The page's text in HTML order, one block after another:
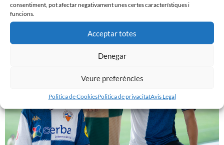
consentiment, pot afectar negativament unes certes característiques i
funcions.
Acceptar totes
Denegar
Veure preferències
Politica de CookiesPolitica de privacitatAvis Legal
𝑽𝒆𝒏𝒊𝒎 𝒅’𝒖𝒏𝒂 𝒈𝒓𝒂𝒏 𝒃𝒂𝒕𝒂𝒍𝒍𝒂…𝒊 𝒂𝒏𝒆𝒎 𝒂 𝒑𝒆𝒓 𝒍𝒂 𝒔𝒆𝒈𝒖̈𝒆𝒏𝒕